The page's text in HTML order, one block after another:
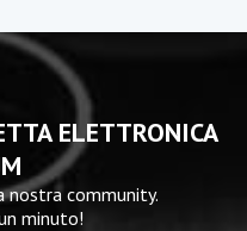
ELETTRONICA
community.
minuto!